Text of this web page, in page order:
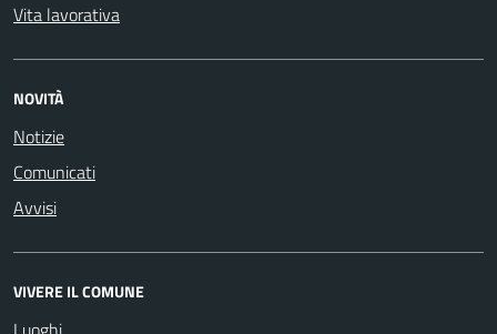
Vita lavorativa
NOVITÀ
Notizie
Comunicati
Avvisi
VIVERE IL COMUNE